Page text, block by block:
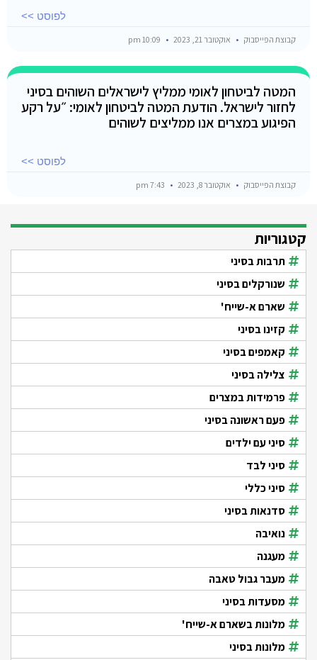
לפוסט >>
קבוצת הפייסבוק אוקטובר 21, 2023
המטה לביטחון לאומי ממליץ לישראלים השוהים בסיני
לחזור לישראל. הודעת המטה לביטחון לאומי: ״על רקע
הפיגוע במצרים אנו ממליצים לשוהים
לפוסט >>
קבוצת הפייסבוק אוקטובר 8, 2023
קטגוריות
תרבות בסיני
שנורקלים בסיני
שארם א-שייח'
קזינו בסיני
קאמפים בסיני
צלילה בסיני
פרמידות במצרים
פעם ראשונה בסיני
סיני עם ילדים
סיני לבד
סיני כללי
סדנאות בסיני
נואיבה
מעגנה
מעבר גבול טאבה
מסעדות בסיני
מלונות בשארם א-שייח'
מלונות בסיני